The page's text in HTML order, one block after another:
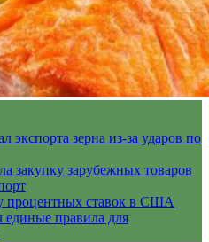
экспорта зерна из-за ударов по
закупку зарубежных товаров
процентных ставок в США
правила для